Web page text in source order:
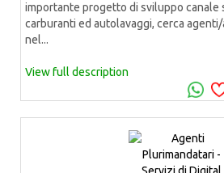
importante progetto di sviluppo canale
carburanti ed autolavaggi, cerca
nel...
View full description